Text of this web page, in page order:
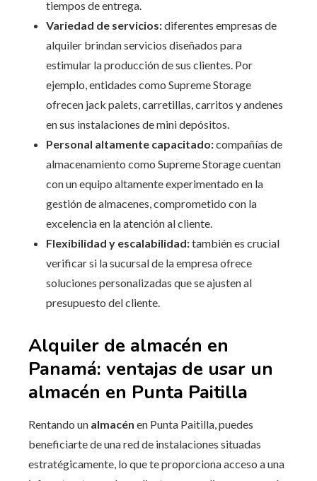
tiempos de entrega.
Variedad de servicios:diferentes empresas de
alquiler brindan servicios diseñados para
estimular la producción de sus clientes. Por
ejemplo, entidades como Supreme Storage
ofrecen jack palets, carretillas, carritos y andenes
en sus instalaciones de mini depósitos.
Personal altamente capacitado:compañías de
almacenamiento como Supreme Storage cuentan
con un equipo altamente experimentado en la
gestión de almacenes, comprometido con la
excelencia en la atención al cliente.
Flexibilidad y escalabilidad:también es crucial
verificar si la sucursal de la empresa ofrece
soluciones personalizadas que se ajusten al
presupuesto del cliente.
Alquiler de almacén en
Panamá: ventajas de usar un
almacén en Punta Paitilla
Rentando un almacén en Punta Paitilla, puedes
beneficiarte de una red de instalaciones situadas
estratégicamente, lo que te proporciona acceso a una